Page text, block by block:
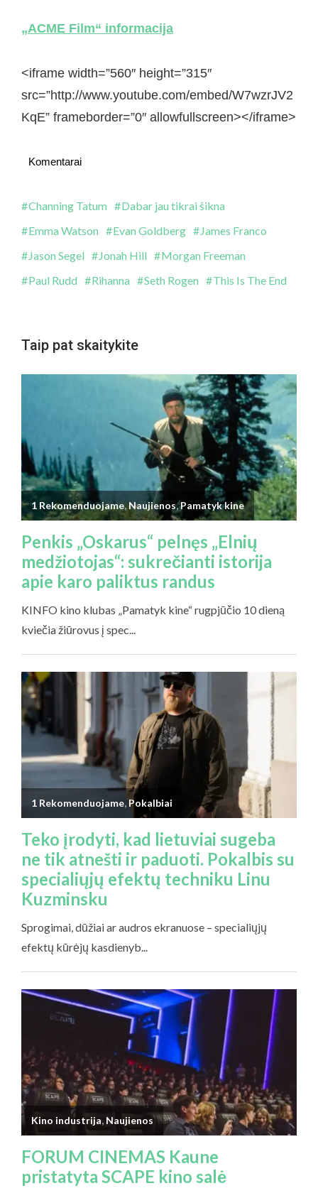
„ACME Film“ informacija
<iframe width=”560″ height=”315″
src=”http://www.youtube.com/embed/W7wzrJV2
KqE” frameborder=”0″ allowfullscreen></iframe>
Komentarai
Channing Tatum
Dabar jau tikrai šikna
Emma Watson
Evan Goldberg
James Franco
Jason Segel
Jonah Hill
Morgan Freeman
Paul Rudd
Rihanna Seth Rogen This Is The End
Taip pat skaitykite